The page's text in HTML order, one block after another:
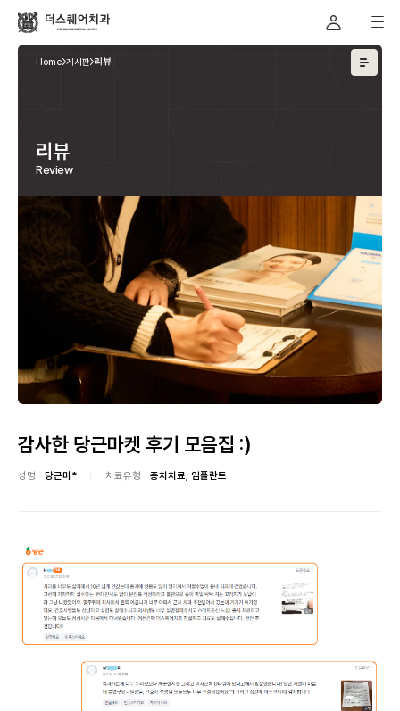
Home 게시판 리뷰
리뷰
Review
감사한 당근마켓 후기 모음집 :)
성명 당근마* 치료유형 충치치료, 임플란트